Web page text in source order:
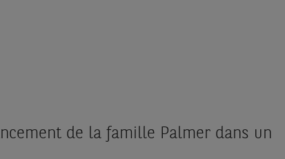
de la famille Palmer dans un